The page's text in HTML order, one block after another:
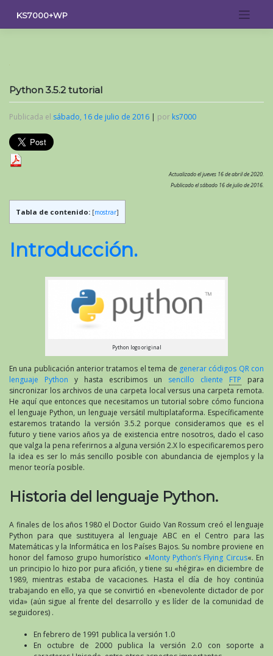
contenido
KS7000+WP
Python 3.5.2 tutorial
Publicada el sábado, 16 de julio de 2016 | por ks7000
Actualizado el jueves 16 de abril de 2020.
Publicado el sábado 16 de julio de 2016.
Tabla de contenido: [mostrar]
Introducción.
Python logo original
En una publicación anterior tratamos el tema de generar códigos QR con
lenguaje Python y hasta escribimos un sencillo cliente FTP para
sincronizar los archivos de una carpeta local versus una carpeta remota.
He aquí que entonces que necesitamos un tutorial sobre cómo funciona
el lenguaje Python, un lenguaje versátil multiplataforma. Específicamente
estaremos tratando la versión 3.5.2 porque consideramos que es el
futuro y tiene varios años ya de existencia entre nosotros, dado el caso
que valga la pena referirnos a alguna versión 2.X lo especificaremos pero
la idea es ser lo más sencillo posible con abundancia de ejemplos y la
menor teoría posible.
Historia del lenguaje Python.
A finales de los años 1980 el Doctor Guido Van Rossum creó el lenguaje
Python para que sustituyera al lenguaje ABC en el Centro para las
Matemáticas y la Informática en los Países Bajos. Su nombre proviene en
honor del famoso grupo humorístico «Monty Python’s Flying Circus«. En
un principio lo hizo por pura afición, y tiene su «hégira» en diciembre de
1989, mientras estaba de vacaciones. Hasta el día de hoy continúa
trabajando en ello, ya que se convirtió en «benevolente dictador de por
vida» (aún sigue al frente del desarrollo y es líder de la comunidad de
seguidores) .
En febrero de 1991 publica la versión 1.0
En octubre de 2000 publica la versión 2.0 con soporte a